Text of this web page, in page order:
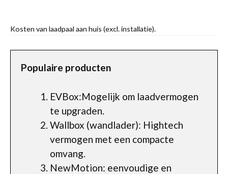
Kosten van laadpaal aan huis (excl. installatie).
Populaire producten
EVBox:Mogelijk om laadvermogen
te upgraden.
Wallbox (wandlader): Hightech
vermogen met een compacte
omvang.
NewMotion: eenvoudige en